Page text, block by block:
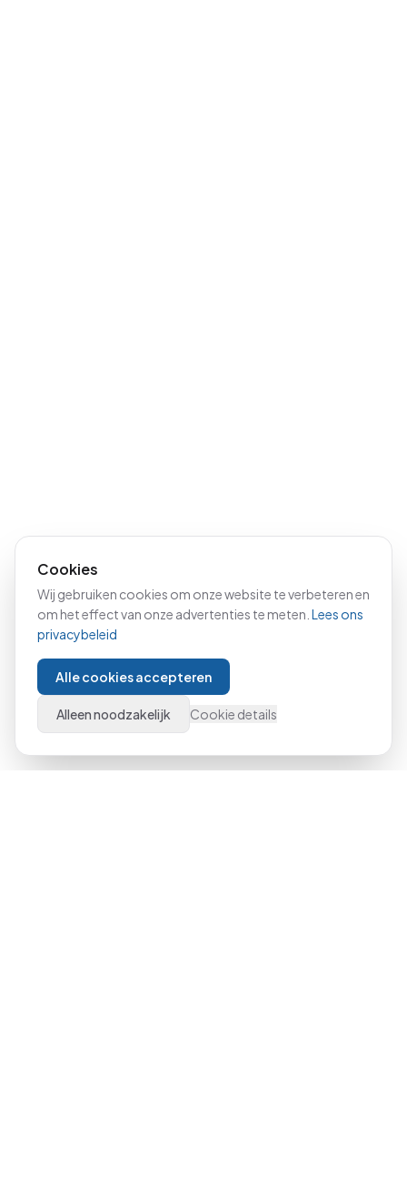
Cookies
Wij gebruiken cookies om onze website te verbeteren en
om het effect van onze advertenties te meten. Lees ons
privacybeleid
Alle cookies accepteren
Alleen noodzakelijk Cookie details